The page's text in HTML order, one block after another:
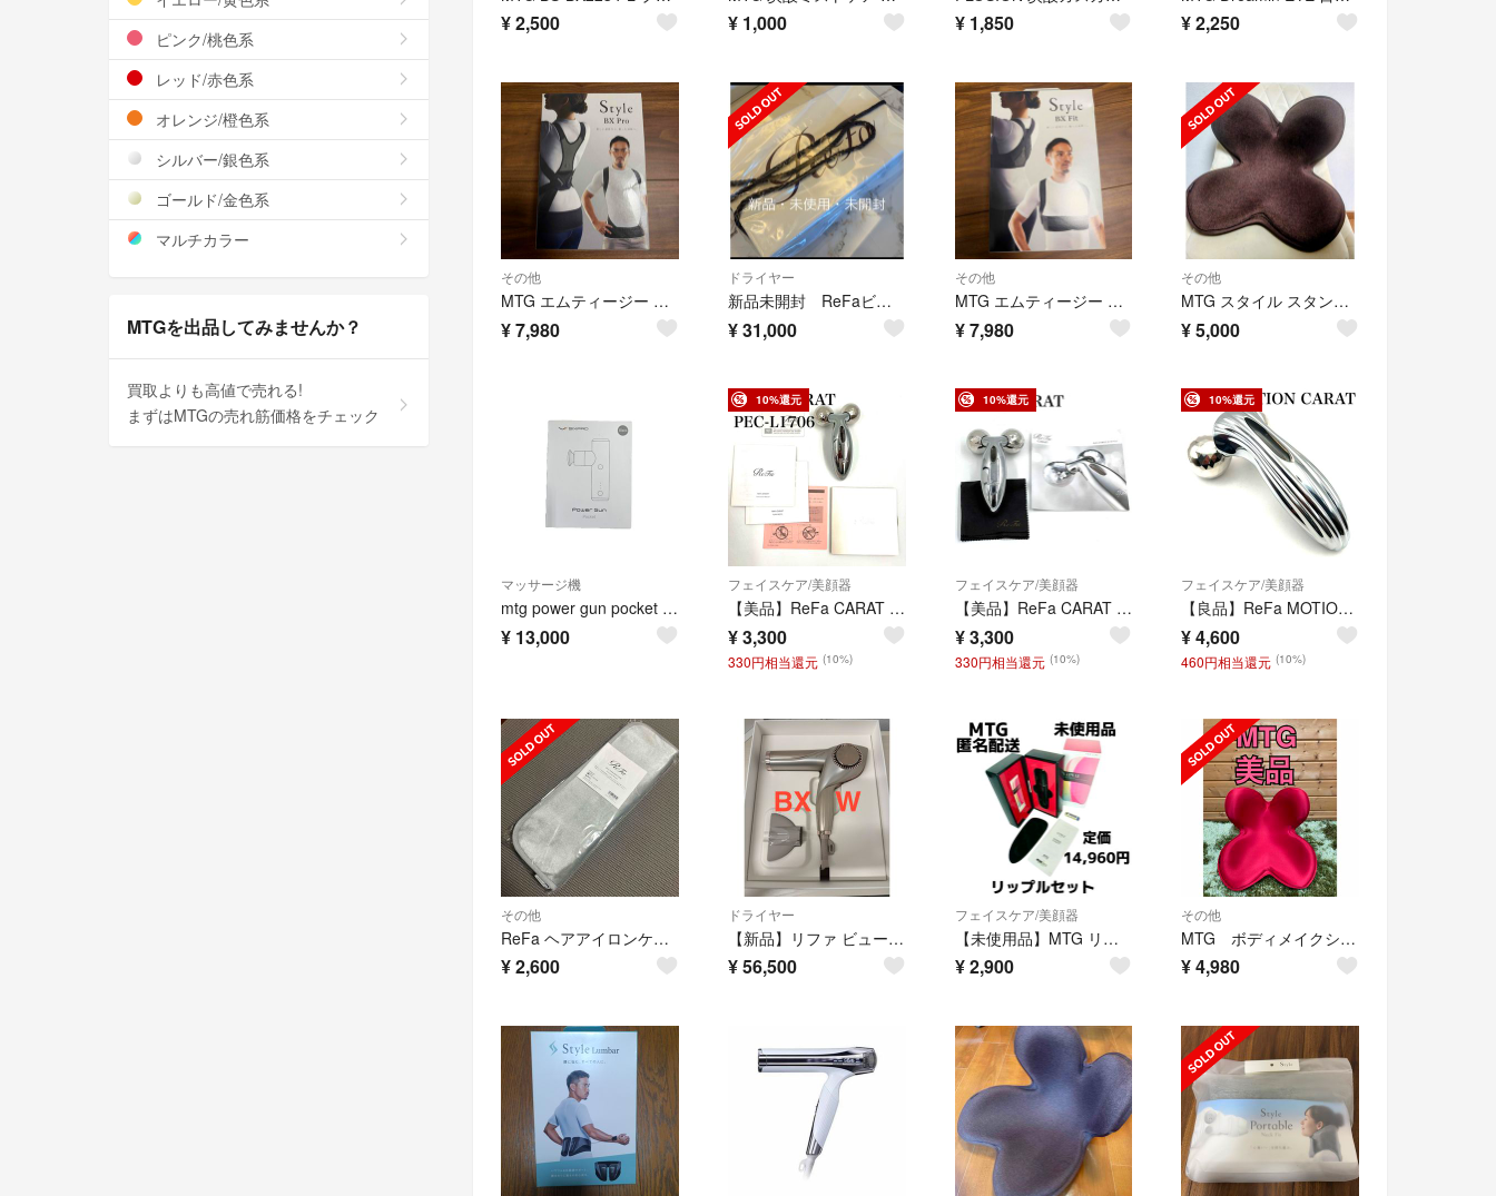
¥2,500 ¥ 1,000 ¥ 1,850 ¥2,250
その他
MTG エムティージー Style BX Pro/Lサイズ
¥7,980
ドライヤー
新品未開封 ReFaビューテックドライヤー（RE-AX-02A）ホワイト
¥31,000
その他
MTG エムティージー Style BX Fit/Lサイズ
¥7,980
その他
MTG スタイル スタンダード Style Standard F01 生地あり…
¥5,000
マッサージ機
mtg power gun pocket パワーガンポケット
¥ 13,000
10%還元
フェイスケア/美顔器
【美品】ReFa CARAT リファカラット PEC-L1706 美容ローラー
¥3,300
330円相当還元 (10%)
10%還元
フェイスケア/美顔器
【美品】ReFa CARAT リファカラット MTG 美顔ローラー
¥3,300
330円相当還元 (10%)
10%還元
フェイスケア/美顔器
【良品】ReFa MOTION CARAT リファモーションカラット 美容器
¥4,600
460円相当還元 (10%)
その他
ReFa ヘアアイロンケース RS-CH-00A HAIR IRON CASE
¥2,600
ドライヤー
【新品】リファ ビューテック ドライヤー BX W シャンパングレージュ
¥56,500
フェイスケア/美顔器
【未使用品】MTG リップル IN SERUM
¥2,900
その他
MTG ボディメイクシート スタイル レッド正規品(1台)
¥4,980
ピンク/桃色系
レッド/赤色系
オレンジ/橙色系
シルバー/銀色系
ゴールド/金色系
マルチカラー
MTGを出品してみませんか？
買取よりも高値で売れる!
まずはMTGの売れ筋価格をチェック